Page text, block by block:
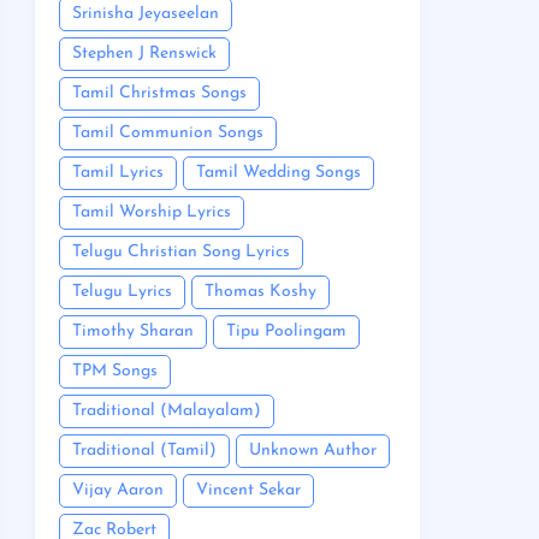
Srinisha Jeyaseelan
Stephen J Renswick
Tamil Christmas Songs
Tamil Communion Songs
Tamil Lyrics Tamil Wedding Songs
Tamil Worship Lyrics
Telugu Christian Song Lyrics
Telugu Lyrics Thomas Koshy
Timothy Sharan Tipu Poolingam
TPM Songs
Traditional (Malayalam)
Traditional (Tamil) Unknown Author
Vijay Aaron Vincent Sekar
Zac Robert